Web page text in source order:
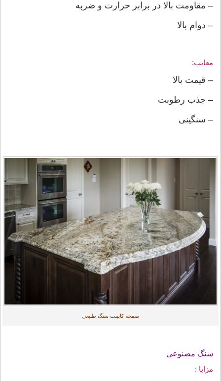
– مقاومت بالا در برابر حرارت و ضربه
– دوام بالا
معایب:
– قیمت بالا
– جذب رطوبت
– سنگینی
صفحه کابینت سنگ طبیعی
سنگ مصنوعی
مزایا :